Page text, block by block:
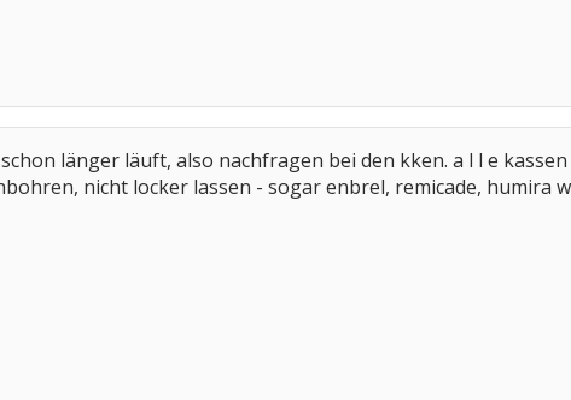
länger läuft, also nachfragen bei den kken. a l l e
nicht locker lassen - sogar enbrel, remicade, humira